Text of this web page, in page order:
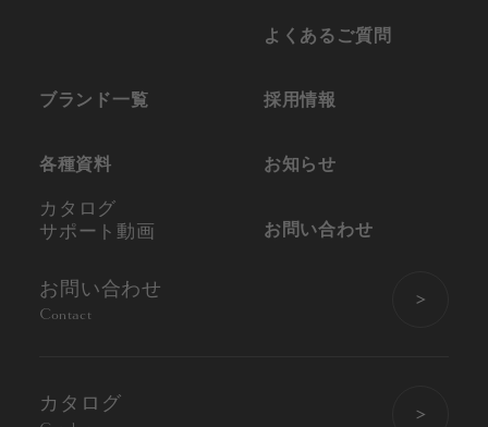
ブランド一覧
各種資料
カタログ
サポート動画
よくあるご質問
採用情報
お知らせ
お問い合わせ
お問い合わせ
Contact
カタログ